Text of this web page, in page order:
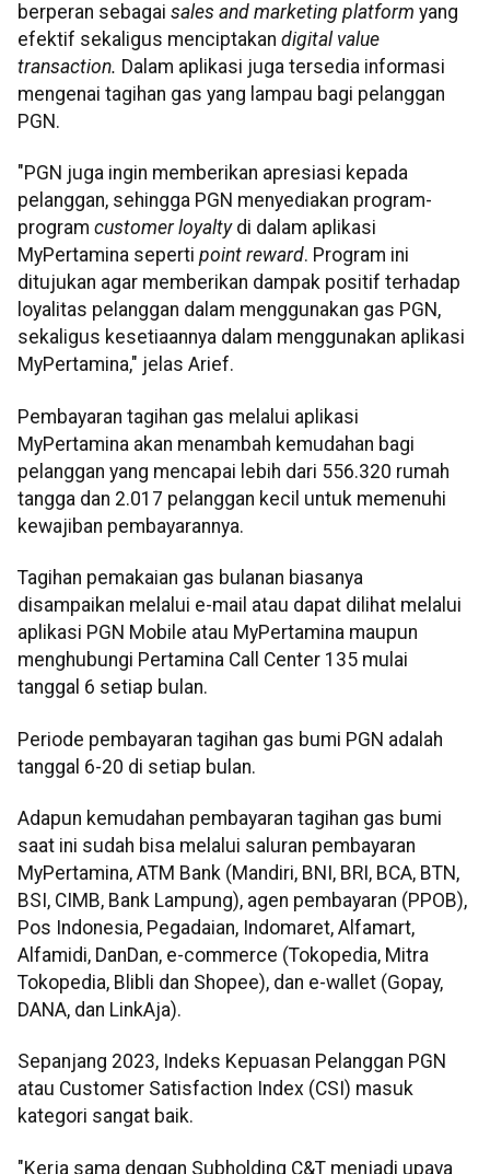
berperan sebagai sales and marketing platform yang
efektif sekaligus menciptakan digital value
transaction. Dalam aplikasi juga tersedia informasi
mengenai tagihan gas yang lampau bagi pelanggan
PGN.
"PGN juga ingin memberikan apresiasi kepada
pelanggan, sehingga PGN menyediakan program-
program customer loyaltydi dalam aplikasi
MyPertamina seperti point reward. Program ini
ditujukan agar memberikan dampak positif terhadap
loyalitas pelanggan dalam menggunakan gas PGN,
sekaligus kesetiaannya dalam menggunakan aplikasi
MyPertamina," jelas Arief.
Pembayaran tagihan gas melalui aplikasi
MyPertamina akan menambah kemudahan bagi
pelanggan yang mencapai lebih dari 556.320 rumah
tangga dan 2.017 pelanggan kecil untuk memenuhi
kewajiban pembayarannya.
Tagihan pemakaian gas bulanan biasanya
disampaikan melalui e-mail atau dapat dilihat melalui
aplikasi PGN Mobile atau MyPertamina maupun
menghubungi Pertamina Call Center 135 mulai
tanggal 6 setiap bulan.
Periode pembayaran tagihan gas bumi PGN adalah
tanggal 6-20 di setiap bulan.
Adapun kemudahan pembayaran tagihan gas bumi
saat ini sudah bisa melalui saluran pembayaran
MyPertamina, ATM Bank (Mandiri, BNI, BRI, BCA, BTN,
BSI, CIMB, Bank Lampung), agen pembayaran (PPOB),
Pos Indonesia, Pegadaian, Indomaret, Alfamart,
Alfamidi, DanDan, e-commerce (Tokopedia, Mitra
Tokopedia, Blibli dan Shopee), dan e-wallet (Gopay,
DANA, dan LinkAja).
Sepanjang 2023, Indeks Kepuasan Pelanggan PGN
atau Customer Satisfaction Index (CSI) masuk
kategori sangat baik.
"Kerja sama dengan Subholding C&T menjadi upaya